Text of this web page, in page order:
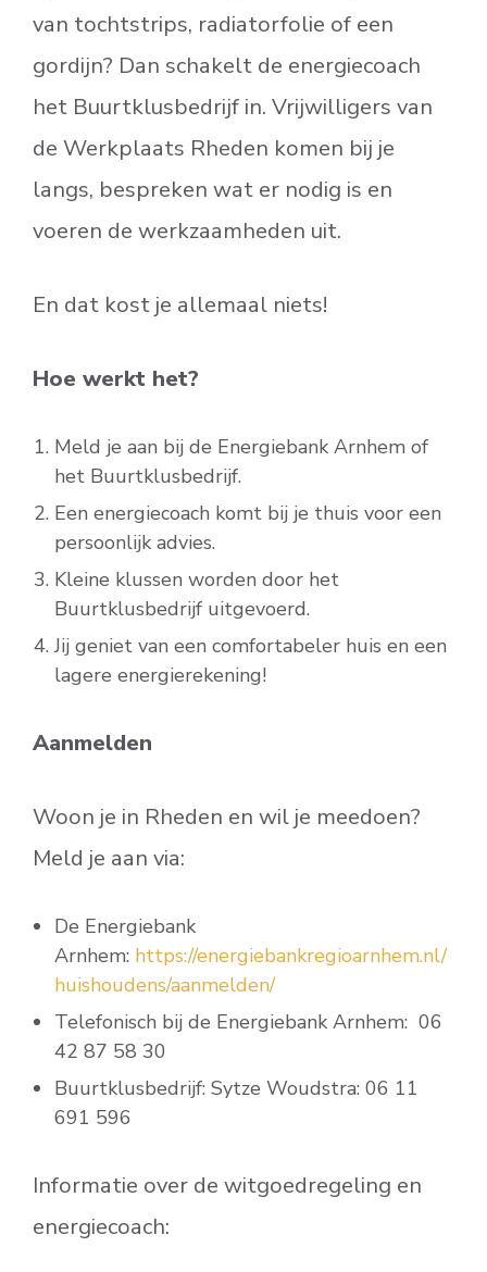
van tochtstrips, radiatorfolie of een
gordijn? Dan schakelt de energiecoach
het Buurtklusbedrijf in. Vrijwilligers van
de Werkplaats Rheden komen bij je
langs, bespreken wat er nodig is en
voeren de werkzaamheden uit.
En dat kost je allemaal niets!
Hoe werkt het?
Meld je aan bij de Energiebank Arnhem of
het Buurtklusbedrijf.
Een energiecoach komt bij je thuis voor een
persoonlijk advies.
Kleine klussen worden door het
Buurtklusbedrijf uitgevoerd.
Jij geniet van een comfortabeler huis en een
lagere energierekening!
Aanmelden
Woon je in Rheden en wil je meedoen?
Meld je aan via:
De Energiebank
Arnhem: https://energiebankregioarnhem.nl/
huishoudens/aanmelden/
Telefonisch bij de Energiebank Arnhem: 06
42 87 58 30
Buurtklusbedrijf: Sytze Woudstra: 06 11
691 596
Informatie over de witgoedregeling en
energiecoach: